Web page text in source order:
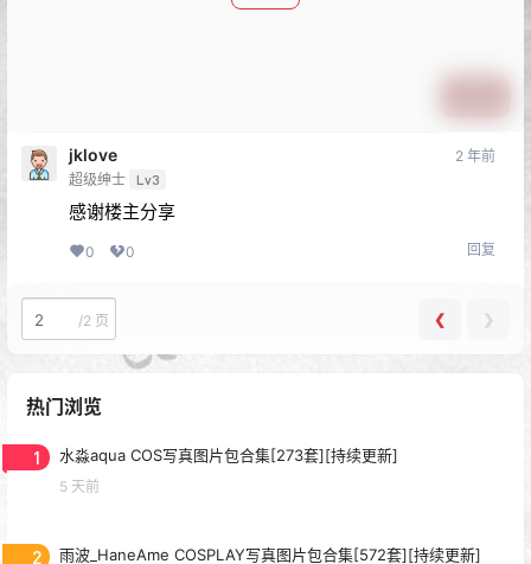
jklove
超级绅士 Lv3
2 年前
感谢楼主分享
0 0 回复
/2 页 ❮ ❯
热门浏览
1 水淼aqua COS写真图片包合集[273套][持续更新]
5 天前
2 雨波_HaneAme COSPLAY写真图片包合集[572套][持续更新]